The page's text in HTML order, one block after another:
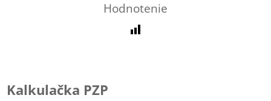
Hodnotenie
Kalkulačka PZP